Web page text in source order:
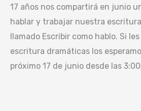
17 años nos compartirá en junio
hablar y trabajar nuestra
llamado Escribir como hablo. Si
escritura dramáticas los
próximo 17 de junio desde las